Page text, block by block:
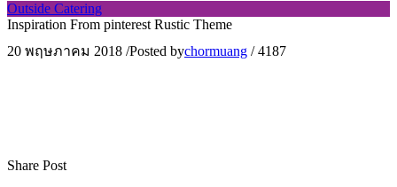
Outside Catering
Inspiration From pinterest Rustic Theme
20 พฤษภาคม 2018 /Posted bychormuang / 4187
Share Post